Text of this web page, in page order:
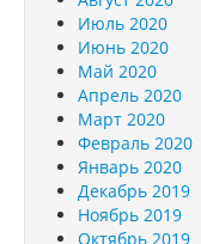
Июль 2020
Июнь 2020
Май 2020
Апрель 2020
Март 2020
Февраль 2020
Январь 2020
Декабрь 2019
Ноябрь 2019
Октябрь 2019